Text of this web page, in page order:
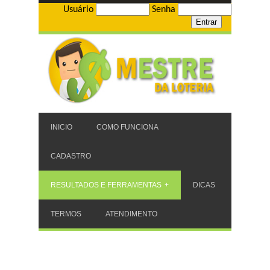
Usuário Senha
INICIO COMO FUNCIONA
CADASTRO
RESULTADOS E FERRAMENTAS DICAS
TERMOS ATENDIMENTO